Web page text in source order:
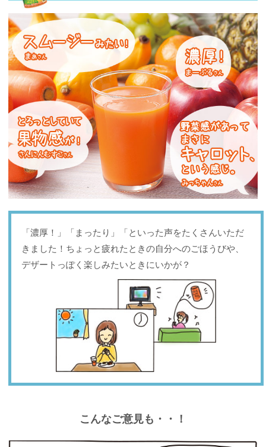
「濃厚！」「まったり」「といった声をたくさんいただ
きました！ちょっと疲れたときの自分へのごほうびや、
デザートっぽく楽しみたいときにいかが？
こんなご意見も・・！